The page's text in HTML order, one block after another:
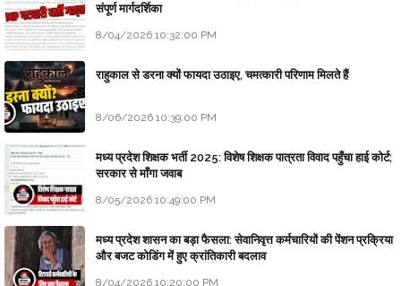
संपूर्ण मार्गदर्शिका
8/04/2026 10:32:00 PM
राहुकाल से डरना क्यों फायदा उठाइए, चमत्कारी परिणाम मिलते हैं
8/06/2026 10:39:00 PM
मध्य प्रदेश शिक्षक भर्ती 2025: विशेष शिक्षक पात्रता विवाद पहुँचा हाई कोर्ट;
सरकार से माँगा जवाब
8/05/2026 10:49:00 PM
मध्य प्रदेश शासन का बड़ा फैसला: सेवानिवृत्त कर्मचारियों की पेंशन प्रक्रिया
और बजट कोडिंग में हुए क्रांतिकारी बदलाव
8/04/2026 10:20:00 PM